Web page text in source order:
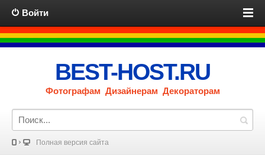
Войти
BEST-HOST.RU
Фотографам Дизайнерам Декораторам
Полная версия сайта